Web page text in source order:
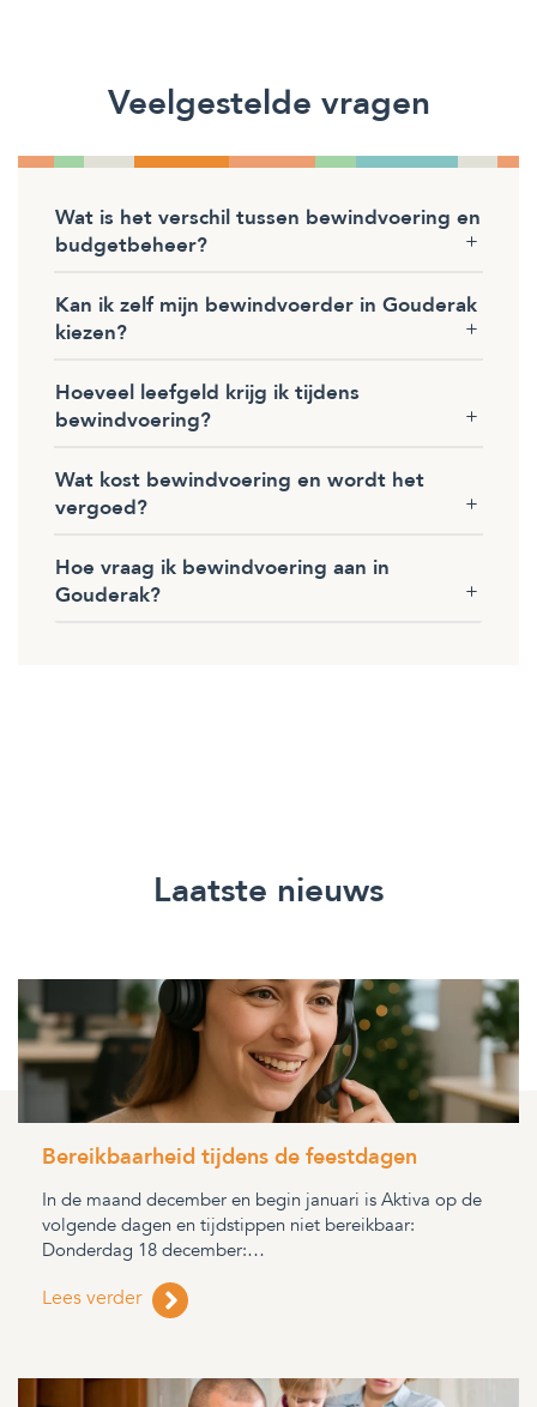
Veelgestelde vragen
Wat is het verschil tussen bewindvoering en
budgetbeheer?
Kan ik zelf mijn bewindvoerder in Gouderak
kiezen?
Hoeveel leefgeld krijg ik tijdens
bewindvoering?
Wat kost bewindvoering en wordt het
vergoed?
Hoe vraag ik bewindvoering aan in
Gouderak?
Laatste nieuws
Bereikbaarheid tijdens de feestdagen
In de maand december en begin januari is Aktiva op de
volgende dagen en tijdstippen niet bereikbaar:
Donderdag 18 december:…
Lees verder